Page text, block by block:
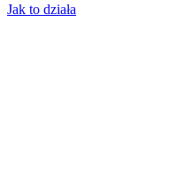
Jak to działa